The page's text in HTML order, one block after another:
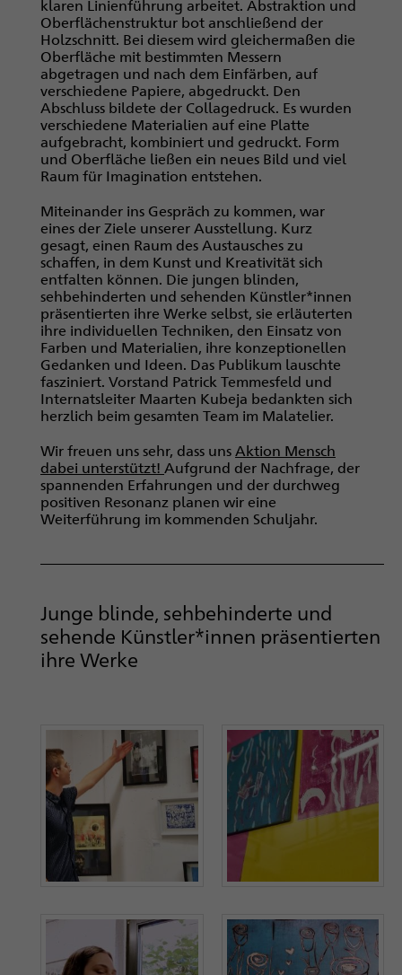
klaren Linienführung arbeitet. Abstraktion und
Oberflächenstruktur bot anschließend der
Holzschnitt. Bei diesem wird gleichermaßen die
Oberfläche mit bestimmten Messern
abgetragen und nach dem Einfärben, auf
verschiedene Papiere, abgedruckt. Den
Abschluss bildete der Collagedruck. Es wurden
verschiedene Materialien auf eine Platte
aufgebracht, kombiniert und gedruckt. Form
und Oberfläche ließen ein neues Bild und viel
Raum für Imagination entstehen.
Miteinander ins Gespräch zu kommen, war
eines der Ziele unserer Ausstellung. Kurz
gesagt, einen Raum des Austausches zu
schaffen, in dem Kunst und Kreativität sich
entfalten können. Die jungen blinden,
sehbehinderten und sehenden Künstler*innen
präsentierten ihre Werke selbst, sie erläuterten
ihre individuellen Techniken, den Einsatz von
Farben und Materialien, ihre konzeptionellen
Gedanken und Ideen. Das Publikum lauschte
fasziniert. Vorstand Patrick Temmesfeld und
Internatsleiter Maarten Kubeja bedankten sich
herzlich beim gesamten Team im Malatelier.
Wir freuen uns sehr, dass uns Aktion Mensch
dabei unterstützt! Aufgrund der Nachfrage, der
spannenden Erfahrungen und der durchweg
positiven Resonanz planen wir eine
Weiterführung im kommenden Schuljahr.
Junge blinde, sehbehinderte und
sehende Künstler*innen präsentierten
ihre Werke